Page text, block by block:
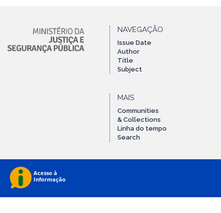
NAVEGAÇÃO
Issue Date
Author
Title
Subject
MAIS
Communities
& Collections
Linha do tempo
Search